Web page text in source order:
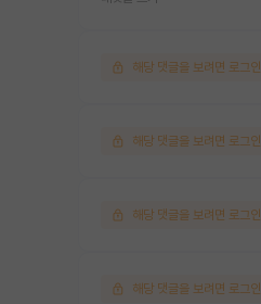
해당 댓글을 보려면 로그
해당 댓글을 보려면 로그
해당 댓글을 보려면 로그
해당 댓글을 보려면 로그